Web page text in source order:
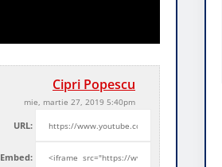
Cipri Popescu
mie, martie 27, 2019 5:40pm
URL:
Embed: